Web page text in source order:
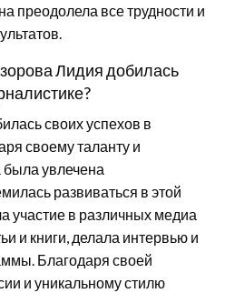
преодолела все трудности и
Лидия добилась
своих успехов в
своему таланту и
была увлечена
развиваться в этой
участие в различных медиа
и книги, делала интервью и
Благодаря своей
и уникальному стилю